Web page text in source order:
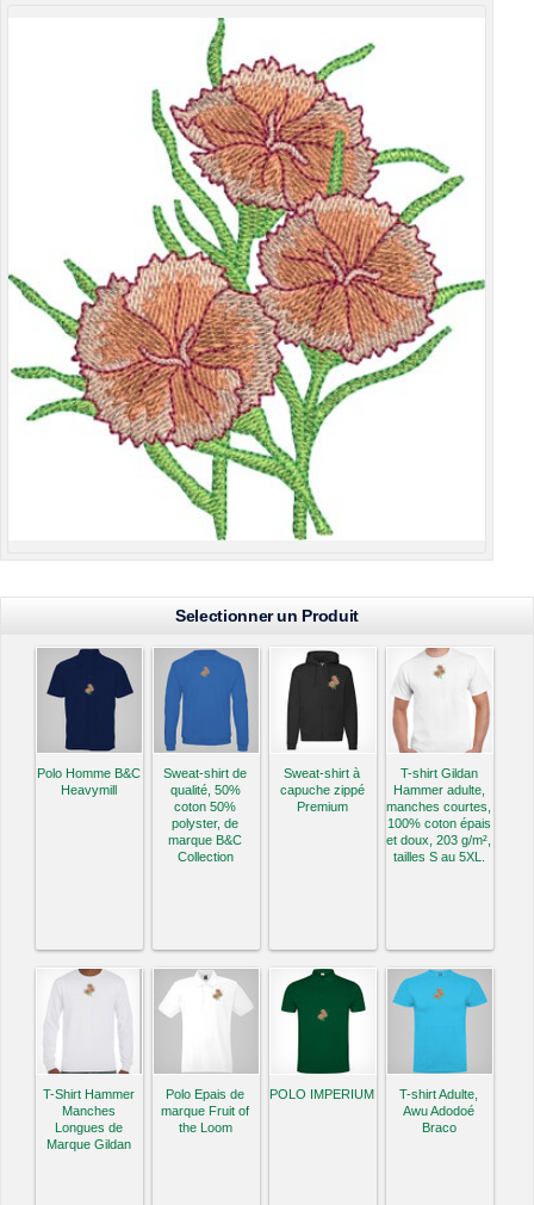
Selectionner un Produit
Polo Homme B&C
Heavymill
Sweat-shirt de
qualité, 50%
coton 50%
polyster, de
marque B&C
Collection
Sweat-shirt à
capuche zippé
Premium
T-shirt Gildan
Hammer adulte,
manches courtes,
100% coton épais
et doux, 203 g/m²,
tailles S au 5XL.
T-Shirt Hammer
Manches
Longues de
Marque Gildan
Polo Epais de
marque Fruit of
the Loom
POLO IMPERIUM
T-shirt Adulte,
Awu Adodoé
Braco